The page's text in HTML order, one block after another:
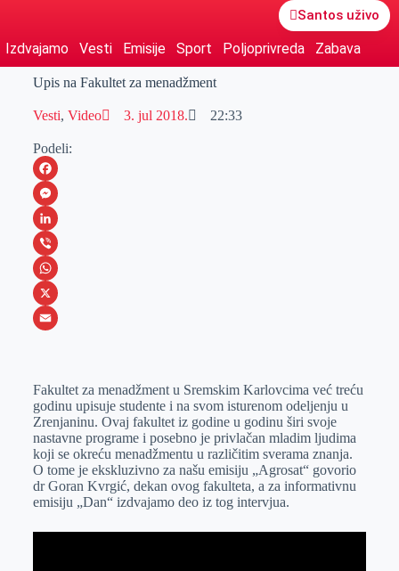
Santos uživo
Izdvajamo Vesti Emisije Sport Poljoprivreda Zabava
Upis na Fakultet za menadžment
Vesti, Video 3. jul 2018. 22:33
Podeli:
F
a
c
e
b
o
M
e
s
s
e
e
r
L
i
n
k
I
n
V
i
b
W
h
s
A
p
p
X
a
i
l
Fakultet za menadžment u Sremskim Karlovcima već treću
godinu upisuje studente i na svom isturenom odeljenju u
Zrenjaninu. Ovaj fakultet iz godine u godinu širi svoje
nastavne programe i posebno je privlačan mladim ljudima
koji se okreću menadžmentu u različitim sverama znanja.
O tome je ekskluzivno za našu emisiju „Agrosat“ govorio
dr Goran Kvrgić, dekan ovog fakulteta, a za informativnu
emisiju „Dan“ izdvajamo deo iz tog intervjua.